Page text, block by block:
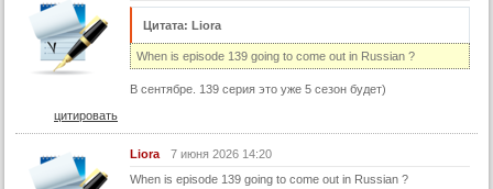
Цитата: Liora
When is episode 139 going to come out in Russian ?
В сентябре. 139 серия это уже 5 сезон будет)
цитировать
Liora
7 июня 2026 14:20
When is episode 139 going to come out in Russian ?